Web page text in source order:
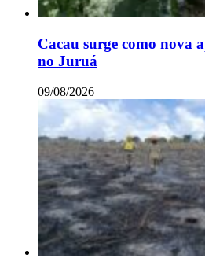
Cacau surge como nova
no Juruá
09/08/2026